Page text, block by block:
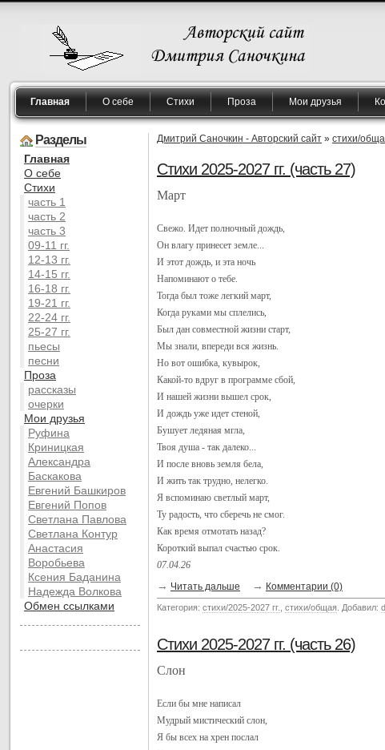
Главная О себе Стихи Проза Мои друзья
Разделы
Главная
O себе
Cтихи
часть 1
часть 2
часть 3
09-11 гг.
12-13 гг.
14-15 гг.
16-18 гг.
19-21 гг.
22-24 гг.
25-27 гг.
пьесы
песни
Проза
рассказы
очерки
Мои друзья
Руфина
Криницкая
Александра
Баскакова
Евгений Башкиров
Евгений Попов
Светлана Павлова
Светлана Контур
Анастасия
Воробьева
Ксения Баданина
Надежда Волкова
Обмен ссылками
Дмитрий Саночкин - Авторский сайт » стихи/
Стихи 2025-2027 гг. (часть 27)
Март
Свежо. Идет полночный дождь,
Он влагу принесет земле...
И этот дождь, и эта ночь
Напоминают о тебе.
Тогда был тоже легкий март,
Когда руками мы сплелись,
Был дан совместной жизни старт,
Мы знали, впереди вся жизнь.
Но вот ошибка, кувырок,
Какой-то вдруг в программе сбой,
И нашей жизни вышел срок,
И дождь уже идет стеной,
Бушует ледяная мгла,
Твоя душа - так далеко...
И после вновь земля бела,
И жить так трудно, нелегко.
Я вспоминаю светлый март,
Ту радость, что сберечь не смог.
Как время отмотать назад?
Короткий выпал счастью срок.
07.04.26
→ Читать дальше → Комментарии (0)
Категория: стихи/2025-2027 гг. стихи/общая . Добавил:
Стихи 2025-2027 гг. (часть 26)
Слон
Если бы мне написал
Мудрый мистический слон,
Я бы всех на хрен послал